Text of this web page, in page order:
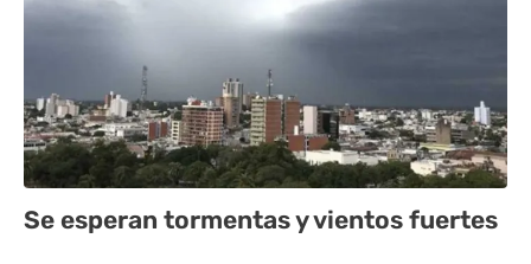
Se esperan tormentas y vientos fuertes